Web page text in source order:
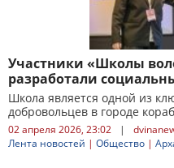
Участники «Школы
разработали
Школа является одной из
добровольцев в городе
02 апреля 2026, 23:02 |
Лента новостей | Общество |